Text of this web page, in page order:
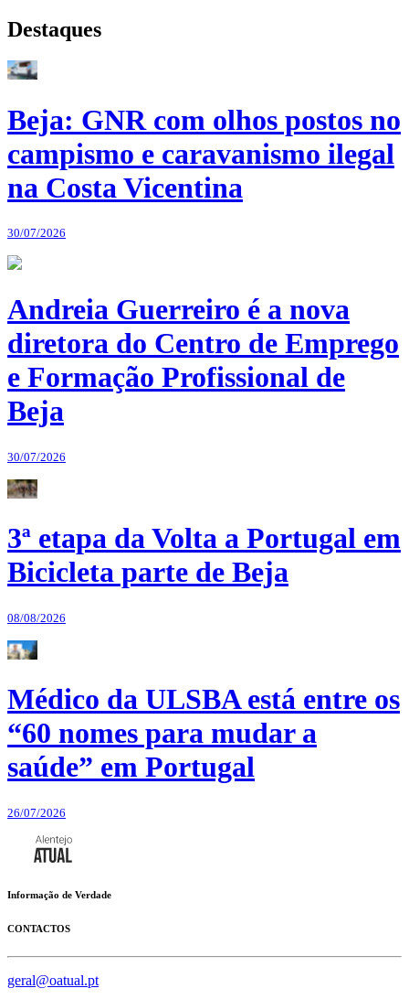
Destaques
Beja: GNR com olhos postos no
campismo e caravanismo ilegal
na Costa Vicentina
30/07/2026
Andreia Guerreiro é a nova
diretora do Centro de Emprego
e Formação Profissional de
Beja
30/07/2026
3ª etapa da Volta a Portugal em
Bicicleta parte de Beja
08/08/2026
Médico da ULSBA está entre os
“60 nomes para mudar a
saúde” em Portugal
26/07/2026
Informação de Verdade
CONTACTOS
geral@oatual.pt